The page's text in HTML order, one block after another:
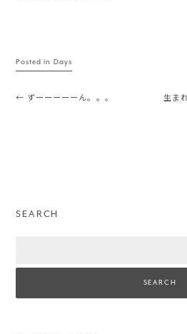
Posted in Days
Post navigation
← ずーーーーーん。。。 生ま
SEARCH